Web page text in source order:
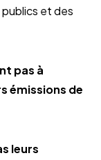
et des
pas à
émissions de
leurs